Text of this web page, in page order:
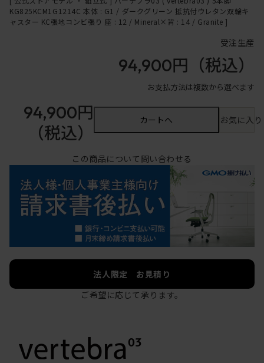
KG825KCM1G1214C 本体 : G1 / ダークグリーン 抵抗付ウレタン双輪キ
ャスター KC張地コンビ張り 座 : 12 / Mineral×背 : 14 / Granite ]
受注生産
94,900円 （税込）
お支払方法は複数から選べます
94,900円
（税込）
カートへ お気に入
この商品について問い合わせる
法人限定 お見積り
ご希望に応じて承ります。